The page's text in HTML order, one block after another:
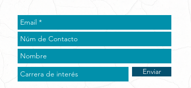
Enviar